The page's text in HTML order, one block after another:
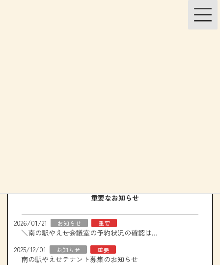
重要なお知らせ
2026/01/21 お知らせ 重要
＼南の駅やえせ会議室の予約状況の確認はこちら！／
2025/12/01
お知らせ 重要
南の駅やえせテナント募集のお知らせ